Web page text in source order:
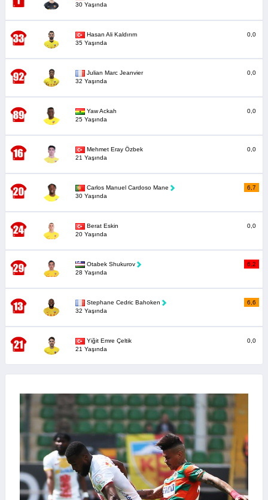
30 Yaşında
Hasan Ali Kaldırım
35 Yaşında
0,0
Julian Marc Jeanvier
32 Yaşında
0,0
Yaw Ackah
25 Yaşında
0,0
Mehmet Eray Özbek
21 Yaşında
0,0
Carlos Manuel Cardoso Mane
30 Yaşında
6,7
Berat Eskin
20 Yaşında
0,0
Otabek Shukurov
28 Yaşında
6,2
Stephane Cedric Bahoken
32 Yaşında
6,6
Yiğit Emre Çeltik
21 Yaşında
0,0